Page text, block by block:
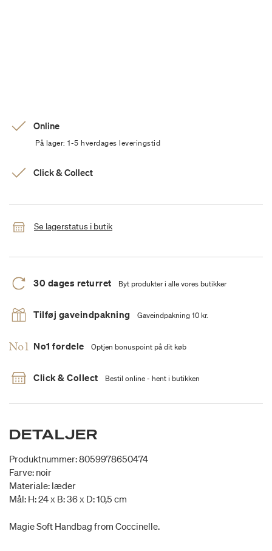
Online
På lager: 1-5 hverdages leveringstid
Click & Collect
Se lagerstatus i butik
30 dages returret Byt produkter i alle vores butikker
Tilføj gaveindpakning Gaveindpakning 10 kr.
No1 fordele Optjen bonuspoint på dit køb
Click & Collect Bestil online - hent i butikken
DETALJER
Produktnummer: 8059978650474
Farve: noir
Materiale: læder
Mål: H: 24 x B: 36 x D: 10,5 cm
Magie Soft Handbag from Coccinelle.